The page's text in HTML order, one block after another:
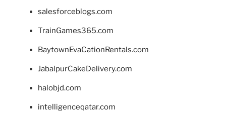
salesforceblogs.com
TrainGames365.com
BaytownEvaCationRentals.com
JabalpurCakeDelivery.com
halobjd.com
intelligenceqatar.com